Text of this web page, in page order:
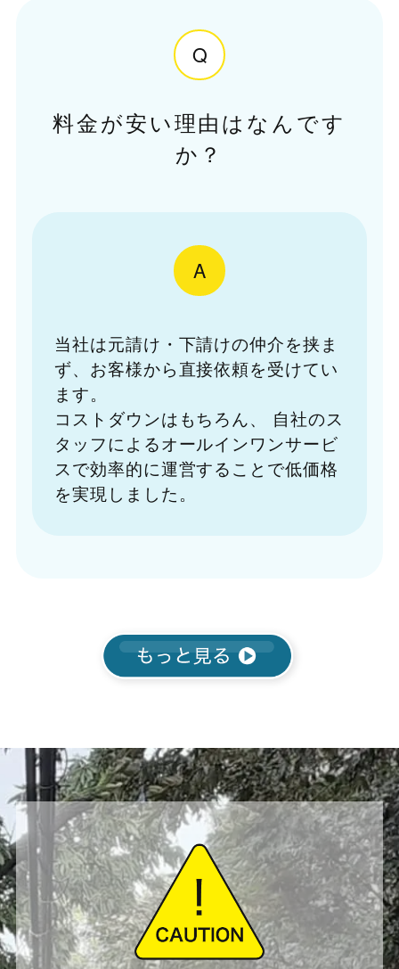
Q
料金が安い理由はなんです
か？
A
当社は元請け・下請けの仲介を挟ま
ず、お客様から直接依頼を受けてい
ます。
コストダウンはもちろん、
自社のス
タッフによるオールインワンサービ
スで効率的に運営することで低価格
を実現しました。